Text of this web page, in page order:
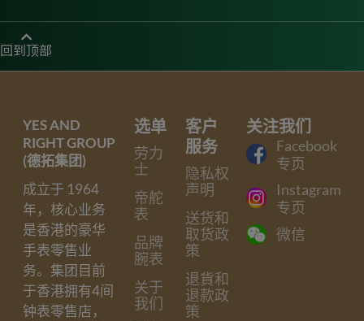
回到顶部
选单
劳力
士
帝舵
表
品牌
腕表
关于
我们
客户
服务
隐私权
声明
送货和
取货政
策
退貨和
退款政
策
关注我们
Facebook
专页
Instagram
专页
微信
YES AND
RIGHT GROUP
(德拓集团)
成立于 1964
年，核心业务
是香港的豪华
手表零售业
务。集团目前
于香港拥有4间
钟表零售店，